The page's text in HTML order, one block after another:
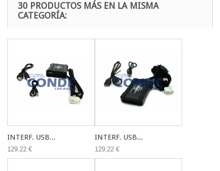
30 PRODUCTOS MÁS EN LA MISMA
CATEGORÍA:
INTERF. USB...
129,22 €
INTERF. USB...
129,22 €